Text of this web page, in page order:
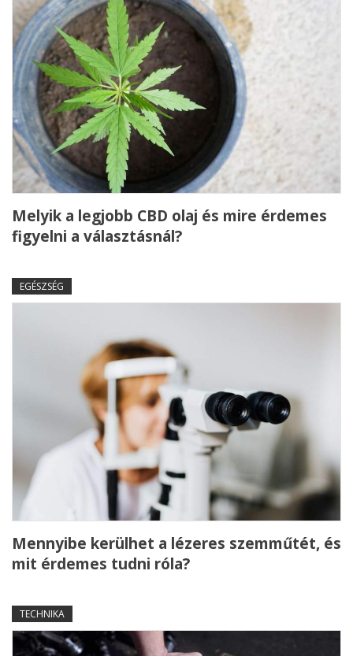
Melyik a legjobb CBD olaj és mire érdemes
figyelni a választásnál?
EGÉSZSÉG
Mennyibe kerülhet a lézeres szemműtét, és
mit érdemes tudni róla?
TECHNIKA